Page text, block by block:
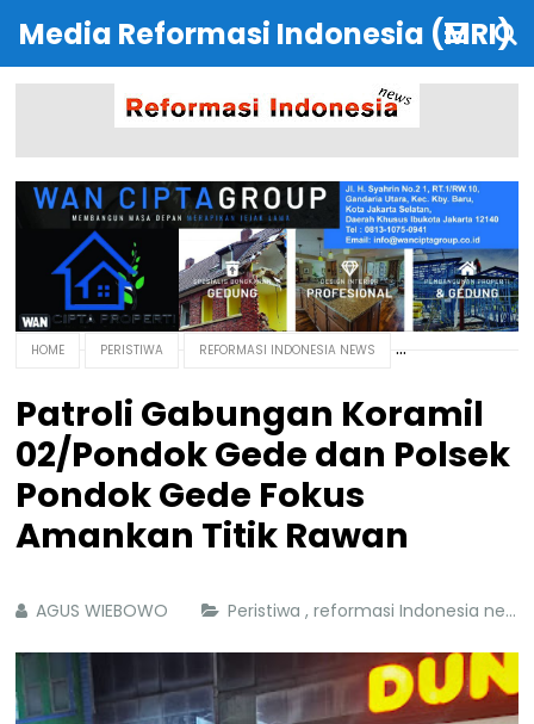
Media Reformasi Indonesia (MRI)
HOME PERISTIWA REFORMASI INDONESIA NEWS
Patroli Gabungan Koramil
02/Pondok Gede dan Polsek
Pondok Gede Fokus
Amankan Titik Rawan
AGUS WIEBOWO Peristiwa,reformasi Indonesia news